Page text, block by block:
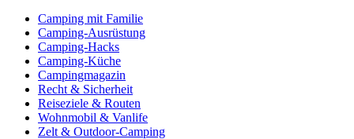
Camping mit Familie
Camping-Ausrüstung
Camping-Hacks
Camping-Küche
Campingmagazin
Recht & Sicherheit
Reiseziele & Routen
Wohnmobil & Vanlife
Zelt & Outdoor-Camping